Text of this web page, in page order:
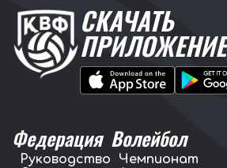
СКАЧАТЬ
ПРИЛОЖЕНИЕ
Федерация
Руководство
Волейбол
Чемпионат